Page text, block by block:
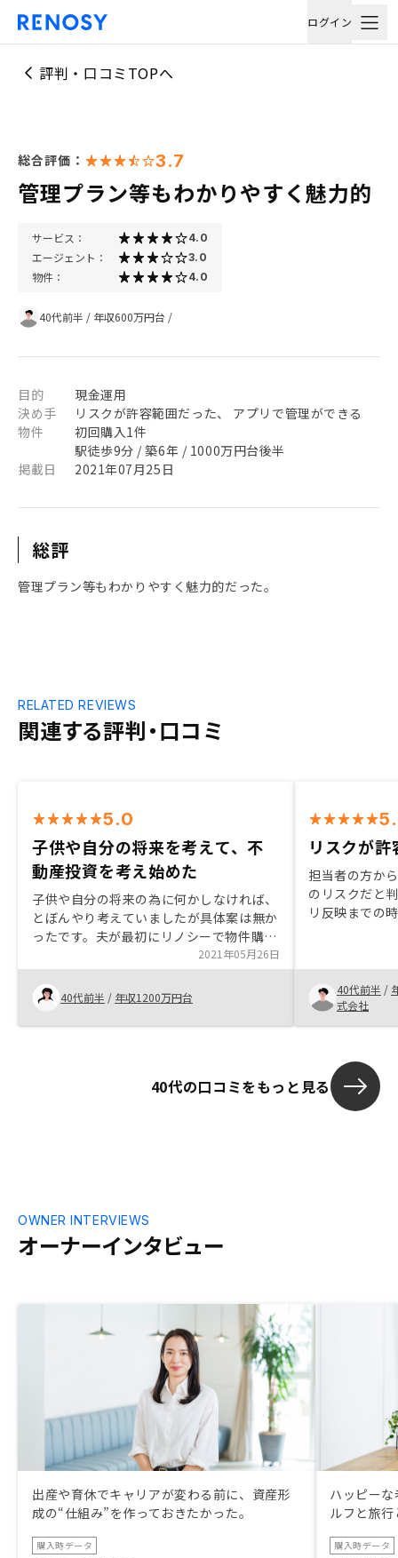
ログイン
評判・口コミTOPへ
総合評価： 3.7
管理プラン等もわかりやすく魅力的
サービス： 4.0
エージェント： 3.0
物件： 4.0
40代前半 / 年収600万円台 /
目的
現金運用
決め手
リスクが許容範囲だった、 アプリで管理ができる
物件
初回購入1件
駅徒歩9分 / 築6年 / 1000万円台後半
掲載日
2021年07月25日
総評
管理プラン等もわかりやすく魅力的だった。
関連する評判・口コミ
RELATED REVIEWS
5.0
子供や自分の将来を考えて、不
動産投資を考え始めた
子供や自分の将来の為に何かしなければ、
とぼんやり考えていましたが具体案は無か
ったです。夫が最初にリノシーで物件購入
しており、基礎知識はありましたが、投資
用の物件購入は初めてで、よく分かってな
かったです。 物件購入にあたり、リノシー
のセールスの方は大変わかりやすく説明し
てくださり、高リスクのシミュレーション
ので、ピンときた物件があればすぐに決断
たです。
2021年05月26日
40代前半 / 年収1200万円台
リスクが
担当者の方か
のリスクだと
リ反映までの
40代前半 /
式会社
40代の口コミをもっと見る
オーナーインタビュー
OWNER INTERVIEWS
出産や育休でキャリアが変わる前に、資産形
成の“仕組み”を作っておきたかった。
購入時データ
ハッピー
ルフと旅
購入時データ